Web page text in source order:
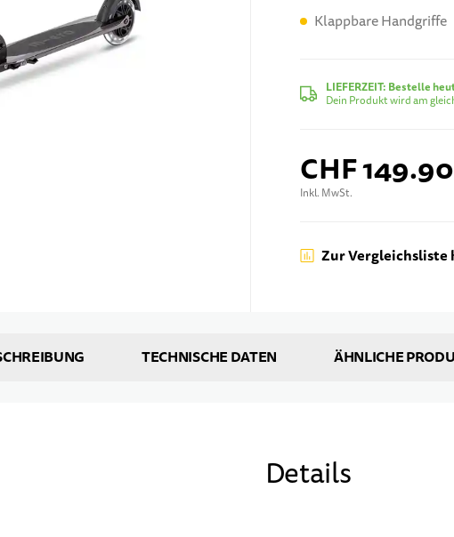
Klappbare Handgriffe
LIEFERZEIT: Bestelle
Dein Produkt wird am
CHF 149.90
Inkl. MwSt.
Zur Vergleichsliste
TECHNISCHE DATEN ÄHNLICHE
Details